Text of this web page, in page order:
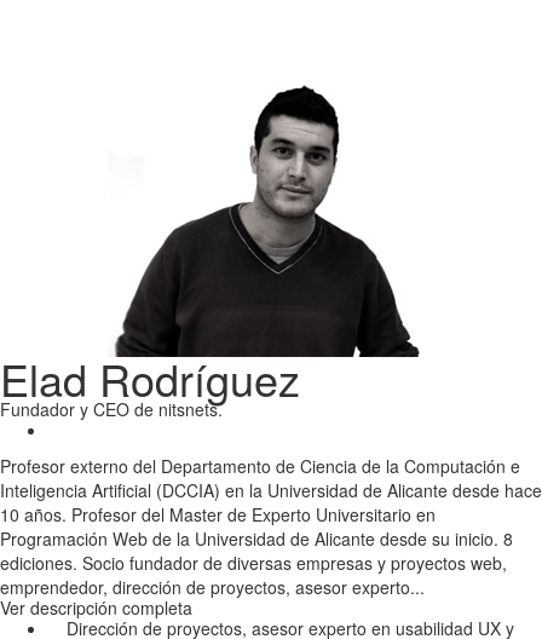
Elad Rodríguez
Fundador y CEO de nitsnets.
Profesor externo del Departamento de Ciencia de la Computación e
Inteligencia Artificial (DCCIA) en la Universidad de Alicante desde hace
10 años. Profesor del Master de Experto Universitario en
Programación Web de la Universidad de Alicante desde su inicio. 8
ediciones. Socio fundador de diversas empresas y proyectos web,
emprendedor, dirección de proyectos, asesor experto...
Ver descripción completa
Dirección de proyectos, asesor experto en usabilidad UX y